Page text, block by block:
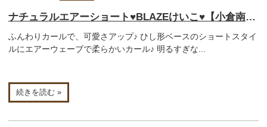
ナチュラルエアーショート♥BLAZEけいこ♥【小倉南区守恒美容室】
ふんわりカールで、可愛さアップ♪ ひし形ベースのショートスタイ
ルにエアーウェーブで柔らかいカール♪ 明るすぎな...
続きを読む »